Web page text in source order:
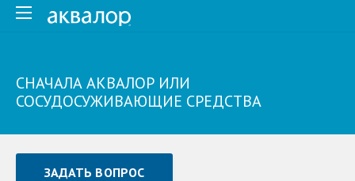
CНАЧАЛА АКВАЛОР ИЛИ
СОСУДОСУЖИВАЮЩИЕ СРЕДСТВА
ЗАДАТЬ ВОПРОС